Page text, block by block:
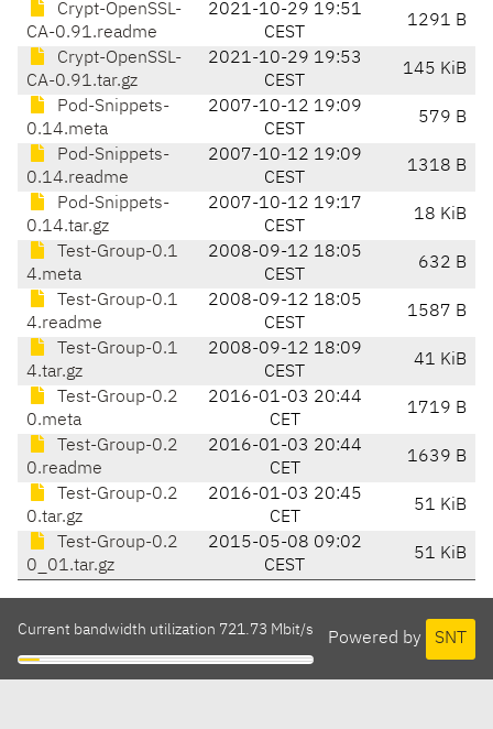
Crypt-OpenSSL-
CA-0.91.readme
2021-10-29 19:51
CEST
1291 B
Crypt-OpenSSL-
CA-0.91.tar.gz
2021-10-29 19:53
CEST
145 KiB
Pod-Snippets-
0.14.meta
2007-10-12 19:09
CEST
579 B
Pod-Snippets-
0.14.readme
2007-10-12 19:09
CEST
1318 B
Pod-Snippets-
0.14.tar.gz
2007-10-12 19:17
CEST
18 KiB
Test-Group-0.1
4.meta
2008-09-12 18:05
CEST
632 B
Test-Group-0.1
4.readme
2008-09-12 18:05
CEST
1587 B
Test-Group-0.1
4.tar.gz
2008-09-12 18:09
CEST
41 KiB
Test-Group-0.2
0.meta
2016-01-03 20:44
CET
1719 B
Test-Group-0.2
0.readme
2016-01-03 20:44
CET
1639 B
Test-Group-0.2
0.tar.gz
2016-01-03 20:45
CET
51 KiB
Test-Group-0.2
0_01.tar.gz
2015-05-08 09:02
CEST
51 KiB
Powered by SNT
Current bandwidth utilization 721.73 Mbit/s